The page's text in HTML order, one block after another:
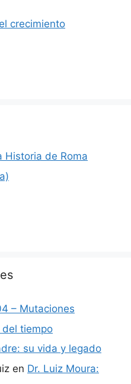
crecimiento
Historia de Roma
– Mutaciones
del tiempo
su vida y legado
en Dr. Luiz Moura: